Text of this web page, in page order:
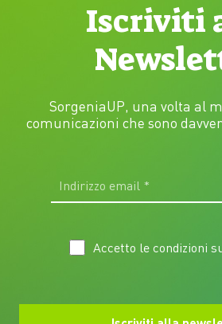
Iscriviti
SorgeniaUP, una volta al
comunicazioni che sono
Accetto le condizioni